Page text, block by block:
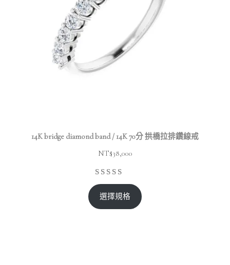
14K bridge diamond band / 14K 70分 拱橋拉排鑽線戒
NT$38,000
選擇規格